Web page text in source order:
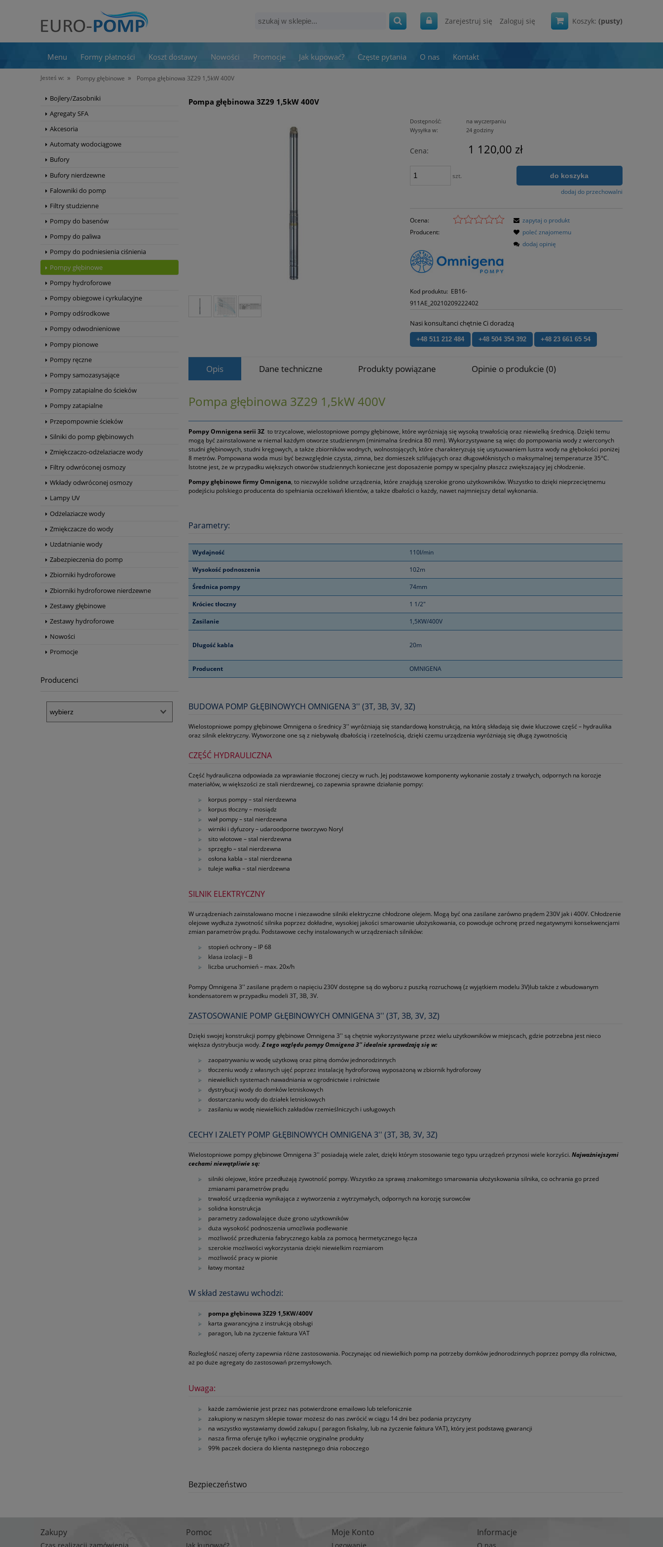
Koszyk: (pusty)
Zarejestruj się Zaloguj się
Menu Formy płatności Koszt dostawy Nowości Promocje Jak kupować? Częste pytania O nas Kontakt
Jesteś w: » Pompy głębinowe » Pompa głębinowa 3Z29 1,5kW 400V
Bojlery/Zasobniki
Agregaty SFA
Akcesoria
Automaty wodociągowe
Bufory
Bufory nierdzewne
Falowniki do pomp
Filtry studzienne
Pompy do basenów
Pompy do paliwa
Pompy do podniesienia ciśnienia
Pompy głębinowe
Pompy hydroforowe
Pompy obiegowe i cyrkulacyjne
Pompy odśrodkowe
Pompy odwodnieniowe
Pompy pionowe
Pompy ręczne
Pompy samozasysające
Pompy zatapialne do ścieków
Pompy zatapialne
Przepompownie ścieków
Silniki do pomp głębinowych
Zmiękczaczo-odżelaziacze wody
Filtry odwróconej osmozy
Wkłady odwróconej osmozy
Lampy UV
Odżelaziacze wody
Zmiękczacze do wody
Uzdatnianie wody
Zabezpieczenia do pomp
Zbiorniki hydroforowe
Zbiorniki hydroforowe nierdzewne
Zestawy głębinowe
Zestawy hydroforowe
Nowości
Promocje
Producenci
Pompa głębinowa 3Z29 1,5kW 400V
Dostępność:
na wyczerpaniu
Wysyłka w:
24 godziny
Cena: 1 120,00 zł
szt. do koszyka
dodaj do przechowalni
Ocena:
Producent:
Kod produktu: EB16-
911AE_20210209222402
zapytaj o produkt
poleć znajomemu
dodaj opinię
Nasi konsultanci chętnie Ci doradzą
+48 511 212 484 +48 504 354 392 +48 23 661 65 54
Opis Dane techniczne Produkty powiązane Opinie o produkcie (0)
Pompa głębinowa 3Z29 1,5kW 400V
Pompy Omnigena serii 3Z to trzycalowe, wielostopniowe pompy głębinowe, które wyróżniają się wysoką trwałością oraz niewielką średnicą. Dzięki temu
mogą być zainstalowane w niemal każdym otworze studziennym (minimalna średnica 80 mm). Wykorzystywane są więc do pompowania wody z wierconych
studni głębinowych, studni kręgowych, a także zbiorników wodnych, wolnostojących, które charakteryzują się usytuowaniem lustra wody na głębokości poniżej
8 metrów. Pompowana woda musi być bezwzględnie czysta, zimna, bez domieszek szlifujących oraz długowłóknistych o maksymalnej temperaturze 35°C.
Istotne jest, że w przypadku większych otworów studziennych konieczne jest doposażenie pompy w specjalny płaszcz zwiększający jej chłodzenie.
Pompy głębinowe firmy Omnigena, to niezwykle solidne urządzenia, które znajdują szerokie grono użytkowników. Wszystko to dzięki nieprzeciętnemu
podejściu polskiego producenta do spełniania oczekiwań klientów, a także dbałości o każdy, nawet najmniejszy detal wykonania.
Parametry:
Wydajność 110l/min
Wysokość podnoszenia 102m
Średnica pompy 74mm
Króciec tłoczny 1 1/2"
Zasilanie 1,5KW/400V
Długość kabla 20m
Producent OMNIGENA
BUDOWA POMP GŁĘBINOWYCH OMNIGENA 3'' (3T, 3B, 3V, 3Z)
Wielostopniowe pompy głębinowe Omnigena o średnicy 3'' wyróżniają się standardową konstrukcją, na którą składają się dwie kluczowe część – hydraulika
oraz silnik elektryczny. Wytworzone one są z niebywałą dbałością i rzetelnością, dzięki czemu urządzenia wyróżniają się długą żywotnością
CZĘŚĆ HYDRAULICZNA
Część hydrauliczna odpowiada za wprawianie tłoczonej cieczy w ruch. Jej podstawowe komponenty wykonanie zostały z trwałych, odpornych na korozje
materiałów, w większości ze stali nierdzewnej, co zapewnia sprawne działanie pompy:
korpus pompy – stal nierdzewna
korpus tłoczny – mosiądz
wał pompy – stal nierdzewna
wirniki i dyfuzory – udaroodporne tworzywo Noryl
sito wlotowe – stal nierdzewna
sprzęgło – stal nierdzewna
osłona kabla – stal nierdzewna
tuleje wałka – stal nierdzewna
SILNIK ELEKTRYCZNY
W urządzeniach zainstalowano mocne i niezawodne silniki elektryczne chłodzone olejem. Mogą być ona zasilane zarówno prądem 230V jak i 400V. Chłodzenie
olejowe wydłuża żywotność silnika poprzez dokładne, wysokiej jakości smarowanie ułożyskowania, co powoduje ochronę przed negatywnymi konsekwencjami
zmian parametrów prądu. Podstawowe cechy instalowanych w urządzeniach silników:
stopień ochrony – IP 68
klasa izolacji – B
liczba uruchomień – max. 20x/h
Pompy Omnigena 3'' zasilane prądem o napięciu 230V dostępne są do wyboru z puszką rozruchową (z wyjątkiem modelu 3V)lub także z wbudowanym
kondensatorem w przypadku modeli 3T, 3B, 3V.
ZASTOSOWANIE POMP GŁĘBINOWYCH OMNIGENA 3'' (3T, 3B, 3V, 3Z)
Dzięki swojej konstrukcji pompy głębinowe Omnigena 3'' są chętnie wykorzystywane przez wielu użytkowników w miejscach, gdzie potrzebna jest nieco
większa dystrybucja wody.Z tego względu pompy Omnigena 3'' idealnie sprawdzają się w:
zaopatrywaniu w wodę użytkową oraz pitną domów jednorodzinnych
tłoczeniu wody z własnych ujęć poprzez instalację hydroforową wyposażoną w zbiornik hydroforowy
niewielkich systemach nawadniania w ogrodnictwie i rolnictwie
dystrybucji wody do domków letniskowych
dostarczaniu wody do działek letniskowych
zasilaniu w wodę niewielkich zakładów rzemieślniczych i usługowych
CECHY I ZALETY POMP GŁĘBINOWYCH OMNIGENA 3'' (3T, 3B, 3V, 3Z)
Wielostopniowe pompy głębinowe Omnigena 3'' posiadają wiele zalet, dzięki którym stosowanie tego typu urządzeń przynosi wiele korzyści. Najważniejszymi
cechami niewątpliwie są:
silniki olejowe, które przedłużają żywotność pompy. Wszystko za sprawą znakomitego smarowania ułożyskowania silnika, co ochrania go przed
zmianami parametrów prądu
trwałość urządzenia wynikająca z wytworzenia z wytrzymałych, odpornych na korozję surowców
solidna konstrukcja
parametry zadowalające duże grono użytkowników
duża wysokość podnoszenia umożliwia podlewanie
możliwość przedłużenia fabrycznego kabla za pomocą hermetycznego łącza
szerokie możliwości wykorzystania dzięki niewielkim rozmiarom
możliwość pracy w pionie
łatwy montaż
W skład zestawu wchodzi:
pompa głębinowa 3Z29 1,5KW/400V
karta gwarancyjna z instrukcją obsługi
paragon, lub na życzenie faktura VAT
Rozległość naszej oferty zapewnia różne zastosowania. Poczynając od niewielkich pomp na potrzeby domków jednorodzinnych poprzez pompy dla rolnictwa,
aż po duże agregaty do zastosowań przemysłowych.
Uwaga:
każde zamówienie jest przez nas potwierdzone emailowo lub telefonicznie
zakupiony w naszym sklepie towar możesz do nas zwrócić w ciągu 14 dni bez podania przyczyny
na wszystko wystawiamy dowód zakupu ( paragon fiskalny, lub na życzenie faktura VAT), który jest podstawą gwarancji
nasza firma oferuje tylko i wyłącznie oryginalne produkty
99% paczek dociera do klienta następnego dnia roboczego
Bezpieczeństwo
Zakupy
Czas realizacji zamówienia
Pomoc
Jak kupować?
Moje Konto
Logowanie
Informacje
O nas